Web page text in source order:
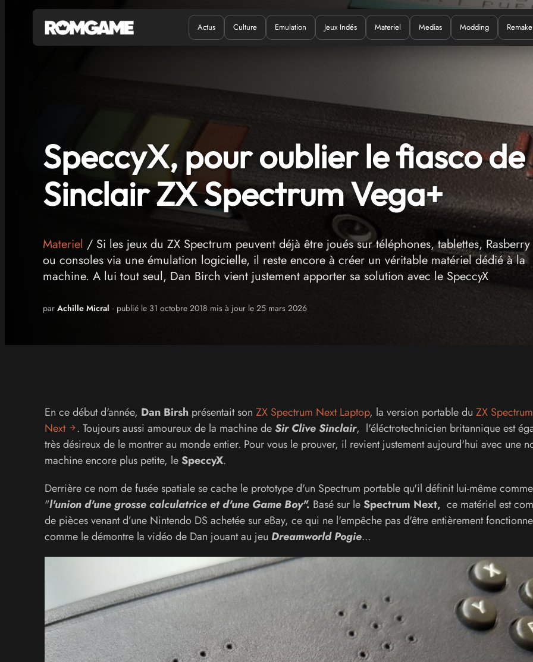
Quand ? Où ? Quoi ?
Actus Culture Emulation Jeux Indés Materiel Medias Modding Remake
SpeccyX, pour oublier le fiasco de
Sinclair ZX Spectrum Vega+
Materiel / Si les jeux du ZX Spectrum peuvent déjà être joués sur téléphones, tablettes, Rasberry
ou consoles via une émulation logicielle, il reste encore à créer un véritable matériel dédié à la
machine. A lui tout seul, Dan Birch vient justement apporter sa solution avec le SpeccyX
par Achille Micral · publié le 31 octobre 2018 mis à jour le 25 mars 2026
En ce début d'année, Dan Birshprésentait son ZX Spectrum Next Laptop, la version portable du ZX Spectrum
Next
. Toujours aussi amoureux de la machine deSir Clive Sinclair, l'éléctrotechnicien britannique est
très désireux de le montrer au monde entier. Pour vous le prouver, il revient justement aujourd'hui avec une
machine encore plus petite, leSpeccyX.
Derrière ce nom de fusée spatiale se cache le prototype d'un Spectrum portable qu'il définit lui-même comme
"l'union d'une grosse calculatrice et d'une Game Boy". Basé sur leSpectrum Next, ce matériel est
de pièces venant d’une Nintendo DS achetée sur eBay, ce qui ne l'empêche pas d'être entièrement
comme le démontre la vidéo de Dan jouant au jeu Dreamworld Pogie...